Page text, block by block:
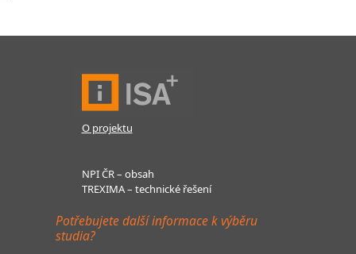
O projektu
NPI ČR – obsah
TREXIMA – technické řešení
Potřebujete další informace k výběru
studia?